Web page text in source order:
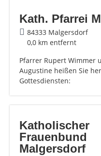
Kath. Pfarrei
84333 Malgersdorf
0,0 km entfernt
Pfarrer Rupert Wimmer
Augustine heißen Sie
Gottesdiensten:
Katholischer
Frauenbund
Malgersdorf